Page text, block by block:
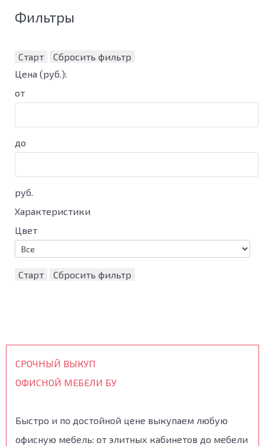
Фильтры
Старт
Сбросить фильтр
Цена (руб.):
от
до
руб.
Характеристики
Цвет
Старт Сбросить фильтр
СРОЧНЫЙ ВЫКУП
ОФИСНОЙ МЕБЕЛИ БУ
Быстро и по достойной цене выкупаем любую
офисную мебель: от элитных кабинетов до мебели